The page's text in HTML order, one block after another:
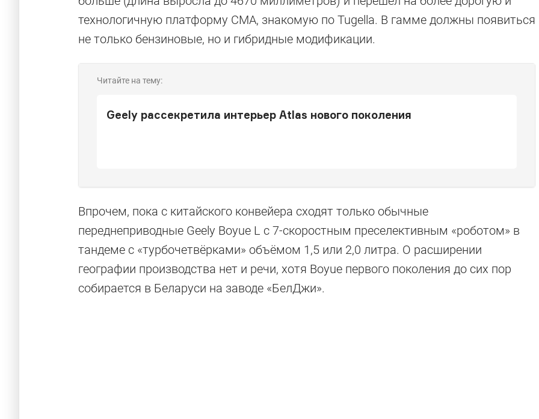
технологичную платформу CMA, знакомую по Tugella. В гамме должны появиться
не только бензиновые, но и гибридные модификации.
Читайте на тему:
Geely рассекретила интерьер Atlas нового поколения
Впрочем, пока с китайского конвейера сходят только обычные
переднеприводные Geely Boyue L с 7-скоростным преселективным «роботом» в
тандеме с «турбочетвёрками» объёмом 1,5 или 2,0 литра. О расширении
географии производства нет и речи, хотя Boyue первого поколения до сих пор
собирается в Беларуси на заводе «БелДжи».